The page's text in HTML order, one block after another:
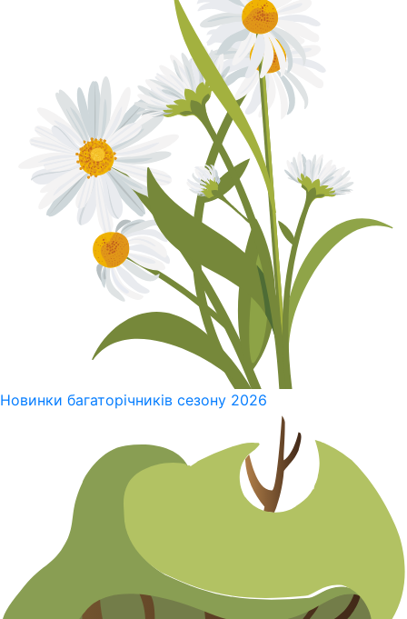
Новинки багаторічників сезону 2026